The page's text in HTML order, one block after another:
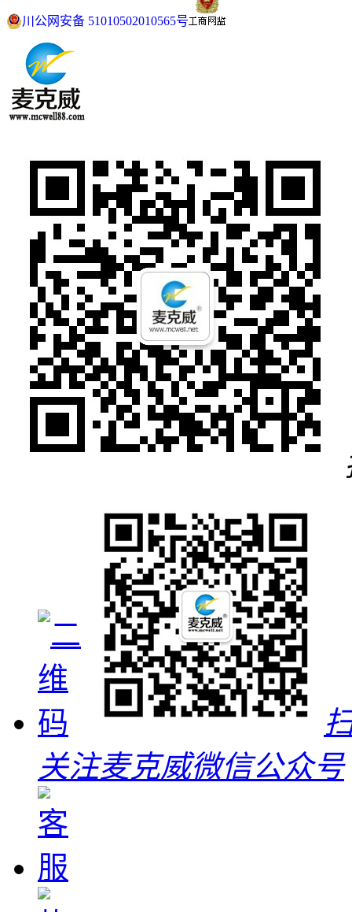
川公网安备 51010502010565号
关注麦克威微信公众号